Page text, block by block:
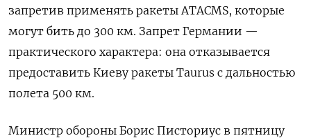
запретив применять ракеты ATACMS, которые
могут бить до 300 км. Запрет Германии —
практического характера: она отказывается
предоставить Киеву ракеты Taurus с дальностью
полета 500 км.
Министр обороны Борис Писториус в пятницу